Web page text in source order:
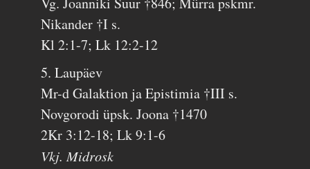
Nikander †I s.
Kl 2:1-7; Lk 12:2-12
5. Laupäev
Mr-d Galaktion ja Epistimia †III s.
Novgorodi üpsk. Joona †1470
2Kr 3:12-18; Lk 9:1-6
Vkj. Midrosk